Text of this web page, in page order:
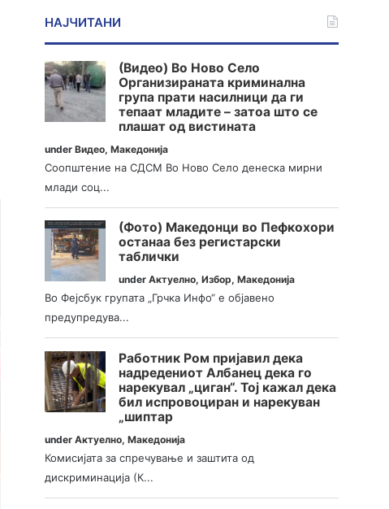
НАЈЧИТАНИ
(Видео) Во Ново Село
Организираната криминална
група прати насилници да ги
тепаат младите – затоа што се
плашат од вистината
underВидео,Македонија
Соопштение на СДСМ Во Ново Село денеска мирни
млади соц...
(Фото) Македонци во Пефкохори
останаа без регистарски
таблички
underАктуелно,Избор,Македонија
Во Фејсбук групата „Грчка Инфо“ е објавено
предупредува...
Работник Ром пријавил дека
надредениот Албанец дека го
нарекувал „циган“. Тој кажал дека
бил испровоциран и нарекуван
„шиптар
underАктуелно,Македонија
Комисијата за спречување и заштита од
дискриминација (К...